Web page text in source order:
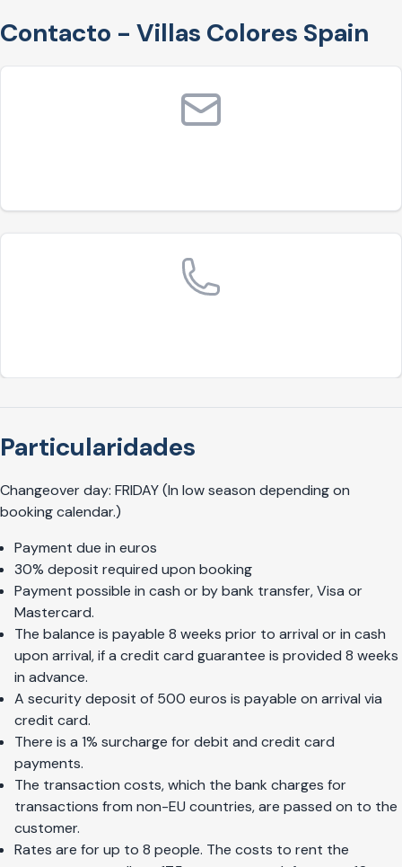
Contacto - Villas Colores Spain
Particularidades
Changeover day: FRIDAY (In low season depending on
booking calendar.)
Payment due in euros
30% deposit required upon booking
Payment possible in cash or by bank transfer, Visa or
Mastercard.
The balance is payable 8 weeks prior to arrival or in cash
upon arrival, if a credit card guarantee is provided 8 weeks
in advance.
A security deposit of 500 euros is payable on arrival via
credit card.
There is a 1% surcharge for debit and credit card
payments.
The transaction costs, which the bank charges for
transactions from non-EU countries, are passed on to the
customer.
Rates are for up to 8 people. The costs to rent the